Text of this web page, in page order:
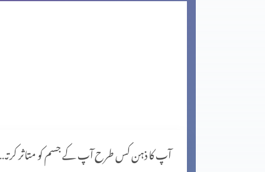
مصروف دنیا میں پھلدار زندگی گزارنا (1-1) آپ کا ذہن کس طرح آپ کے جسم کو متاثر کرتا ہے (پارٹ 2)